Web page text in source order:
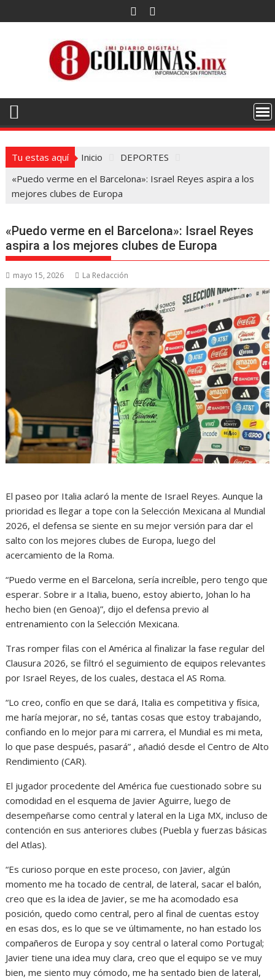
al
Tu estas aquí Inicio
DEPORTES
«Puedo verme en el Barcelona»: Israel Reyes aspira a los
mejores clubes de Europa
«Puedo verme en el Barcelona»: Israel Reyes
aspira a los mejores clubes de Europa
mayo 15, 2026 La Redacción
El paseo por Italia aclaró la mente de Israel Reyes. Aunque la
prioridad es llegar a tope con la Selección Mexicana al Mundial
2026, el defensa se siente en su mejor versión para dar el
salto con los mejores clubes de Europa, luego del
acercamiento de la Roma.
“Puedo verme en el Barcelona, sería increíble, pero tengo que
esperar. Sobre ir a Italia, bueno, estoy abierto, Johan lo ha
hecho bien (en Genoa)”, dijo el defensa previo al
entrenamiento con la Selección Mexicana.
Tras romper filas con el América al finalizar la fase regular del
Clausura 2026, se filtró el seguimiento de equipos relevantes
por Israel Reyes, de los cuales, destaca el AS Roma.
“Lo creo, confío en que se dará, Italia es competitiva y física,
me haría mejorar, no sé, tantas cosas que estoy trabajando,
confiando en lo mejor para mi carrera, el Mundial es mi meta,
lo que pase después, pasará” , añadió desde el Centro de Alto
Rendimiento (CAR).
El jugador procedente del América fue cuestionado sobre su
comodidad en el esquema de Javier Aguirre, luego de
desempeñarse como central y lateral en la Liga MX, incluso de
contención en sus anteriores clubes (Puebla y fuerzas básicas
del Atlas).
“Es curioso porque en este proceso, con Javier, algún
momento me ha tocado de central, de lateral, sacar el balón,
creo que es la idea de Javier, se me ha acomodado esa
posición, quedo como central, pero al final de cuentas estoy
en esas dos, es lo que se ve últimamente, no han estado los
compañeros de Europa y soy central o lateral como Portugal;
Javier tiene una idea muy clara, creo que el equipo se ve muy
bien, me siento muy cómodo, me ha sentado bien de lateral,